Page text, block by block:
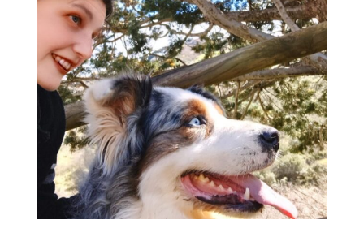
ATTUALITÀ
VIDEO
CHI SIAMO
RUBRICHE